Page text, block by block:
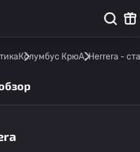
Колумбус КрюA. Herrera -